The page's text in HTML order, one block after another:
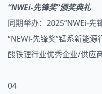
“NWEi-先锋奖”颁奖典礼
同期举办：2025“NWEi-先
“NEWi-先锋奖”锰系新能
酸铁锂行业优秀企业/供应商
04